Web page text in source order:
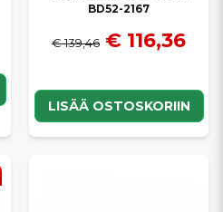
BD52-2167
€ 139,46 € 116,36
LISÄÄ OSTOSKORIIN